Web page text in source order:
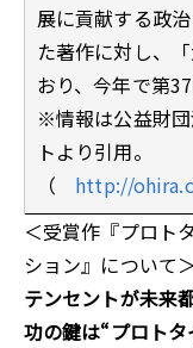
展に貢献する政
た著作に対し、
おり、今年で第
※情報は公益財団
トより引用。
（ http://
＜受賞作『プロト
ション』について＞
テンセントが未来
功の鍵は“プロト